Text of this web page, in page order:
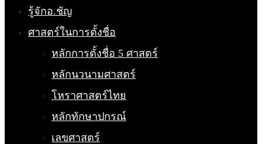
รู้จักอ.ชัญ
ศาสตร์ในการตั้งชื่อ
หลักการตั้งชื่อ 5 ศาสตร์
หลักนวนามศาสตร์
โหราศาสตร์ไทย
หลักทักษาปกรณ์
เลขศาสตร์